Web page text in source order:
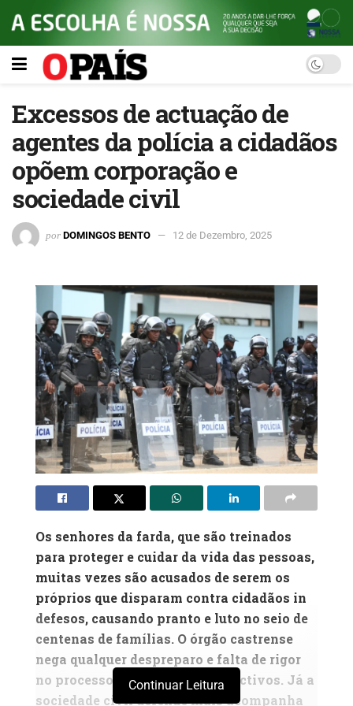
Excessos de actuação de
agentes da polícia a cidadãos
opõem corporação e
sociedade civil
por DOMINGOS BENTO 12 de Dezembro, 2025
Os senhores da farda, que são treinados
para proteger e cuidar da vida das pessoas,
muitas vezes são acusados de serem os
próprios que disparam contra cidadãos in
defesos, causando pranto e luto no seio de
centenas de famílias. O órgão castrense
nega qualquer despreparo e falta de rigor
no processo de selecção dos efectivos. Já a
sociedade civil defende mais acompanha
Continuar Leitura